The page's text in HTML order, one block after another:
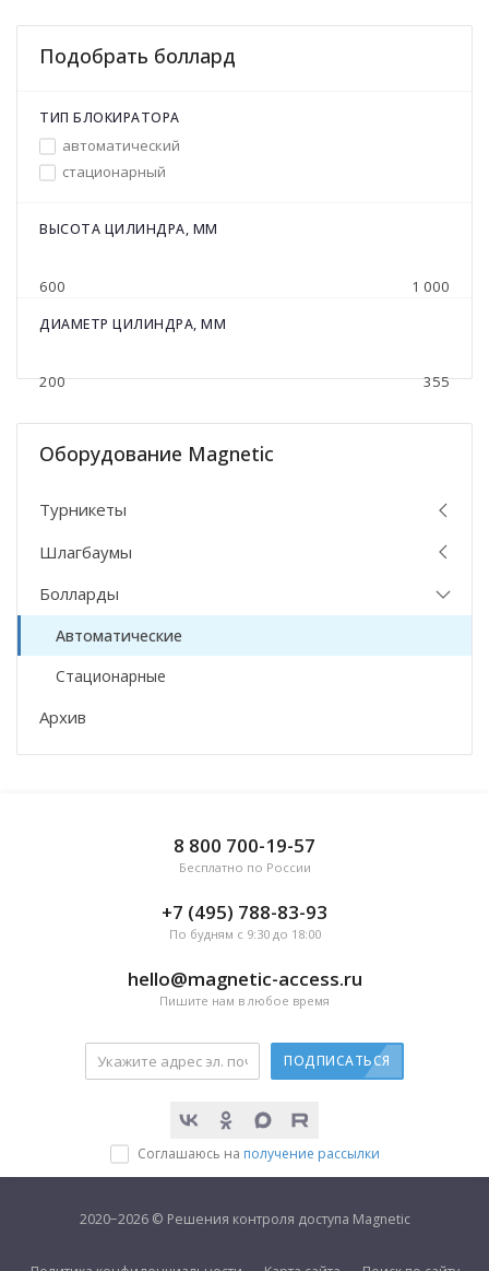
Подобрать боллард
ТИП БЛОКИРАТОРА
автоматический
стационарный
ВЫСОТА ЦИЛИНДРА, ММ
600 1 000
ДИАМЕТР ЦИЛИНДРА, ММ
200 355
Оборудование Magnetic
Турникеты
Шлагбаумы
Болларды
Автоматические
Стационарные
Архив
8 800 700-19-57
Бесплатно по России
+7 (495) 788-83-93
По будням с 9:30 до 18:00
hello@magnetic-access.ru
Пишите нам в любое время
ПОДПИСАТЬСЯ
Соглашаюсь на получение рассылки
2020−2026 © Решения контроля доступа Magnetic